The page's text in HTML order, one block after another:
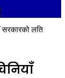
सरकारको लति